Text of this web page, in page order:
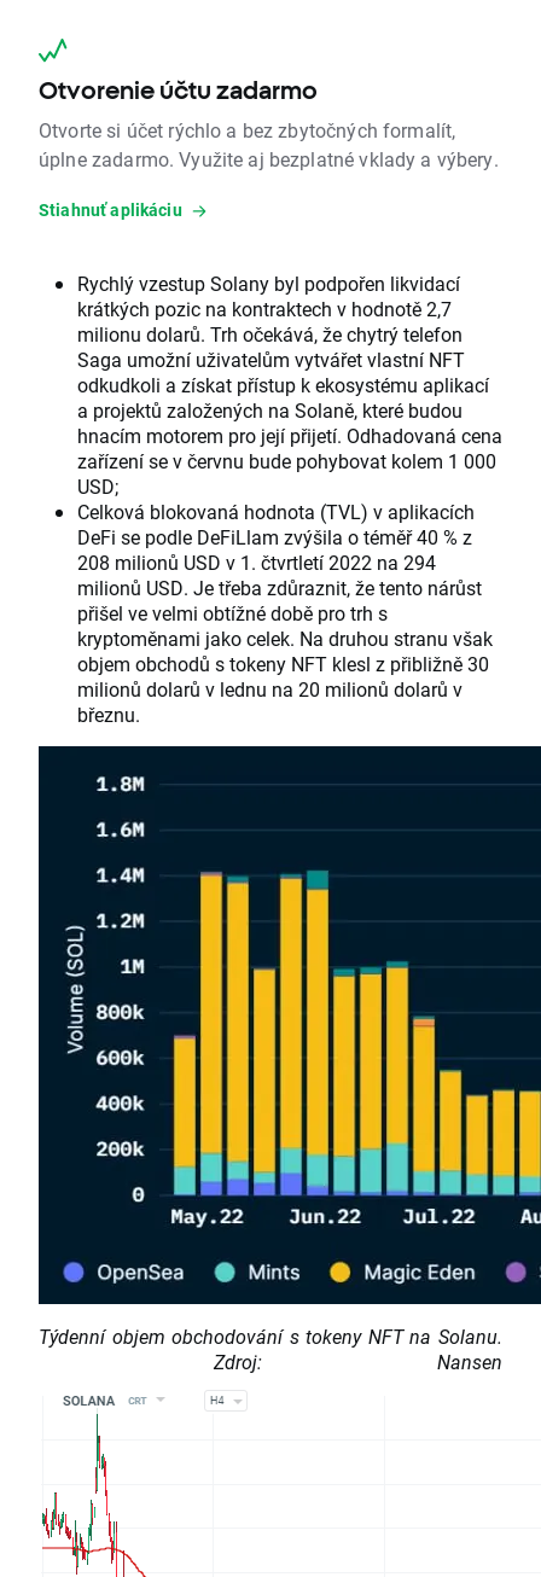
Otvorenie účtu zadarmo
Otvorte si účet rýchlo a bez zbytočných formalít,
úplne zadarmo. Využite aj bezplatné vklady a výbery.
Stiahnuť aplikáciu
Rychlý vzestup Solany byl podpořen likvidací
krátkých pozic na kontraktech v hodnotě 2,7
milionu dolarů. Trh očekává, že chytrý telefon
Saga umožní uživatelům vytvářet vlastní NFT
odkudkoli a získat přístup k ekosystému aplikací
a projektů založených na Solaně, které budou
hnacím motorem pro její přijetí. Odhadovaná cena
zařízení se v červnu bude pohybovat kolem 1 000
USD;
Celková blokovaná hodnota (TVL) v aplikacích
DeFi se podle DeFiLlam zvýšila o téměř 40 % z
208 milionů USD v 1. čtvrtletí 2022 na 294
milionů USD. Je třeba zdůraznit, že tento nárůst
přišel ve velmi obtížné době pro trh s
kryptoměnami jako celek. Na druhou stranu však
objem obchodů s tokeny NFT klesl z přibližně 30
milionů dolarů v lednu na 20 milionů dolarů v
březnu.
Týdenní objem obchodování s tokeny NFT na Solanu.
Zdroj: Nansen